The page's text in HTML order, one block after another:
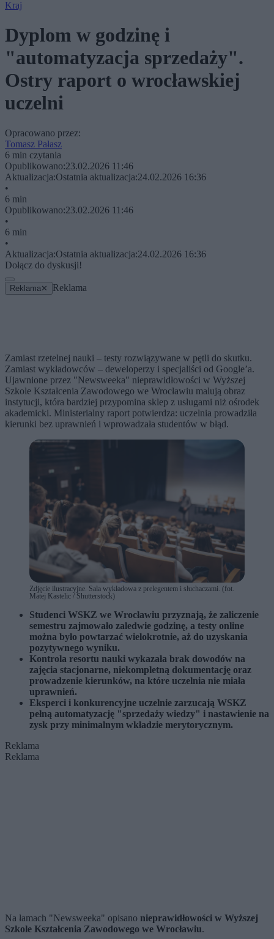
Kraj
Dyplom w godzinę i
"automatyzacja sprzedaży".
Ostry raport o wrocławskiej
uczelni
Opracowano przez:
Tomasz Pałasz
6 min czytania
Opublikowano:23.02.2026 11:46
Aktualizacja:Ostatnia aktualizacja:24.02.2026 16:36
•
6 min
Opublikowano:23.02.2026 11:46
•
6 min
•
Aktualizacja:Ostatnia aktualizacja:24.02.2026 16:36
Dołącz do dyskusji!
Reklama ✕ Reklama
Zamiast rzetelnej nauki – testy rozwiązywane w pętli do skutku.
Zamiast wykładowców – deweloperzy i specjaliści od Google’a.
Ujawnione przez "Newsweeka" nieprawidłowości w Wyższej
Szkole Kształcenia Zawodowego we Wrocławiu malują obraz
instytucji, która bardziej przypomina sklep z usługami niż ośrodek
akademicki. Ministerialny raport potwierdza: uczelnia prowadziła
kierunki bez uprawnień i wprowadzała studentów w błąd.
Zdjęcie ilustracyjne. Sala wykładowa z prelegentem i słuchaczami. (fot.
Matej Kastelic / Shutterstock)
Studenci WSKZ we Wrocławiu przyznają, że zaliczenie
semestru zajmowało zaledwie godzinę, a testy online
można było powtarzać wielokrotnie, aż do uzyskania
pozytywnego wyniku.
Kontrola resortu nauki wykazała brak dowodów na
zajęcia stacjonarne, niekompletną dokumentację oraz
prowadzenie kierunków, na które uczelnia nie miała
uprawnień.
Eksperci i konkurencyjne uczelnie zarzucają WSKZ
pełną automatyzację "sprzedaży wiedzy" i nastawienie na
zysk przy minimalnym wkładzie merytorycznym.
Reklama
Reklama
Na łamach "Newsweeka" opisano nieprawidłowości w Wyższej
Szkole Kształcenia Zawodowego we Wrocławiu.